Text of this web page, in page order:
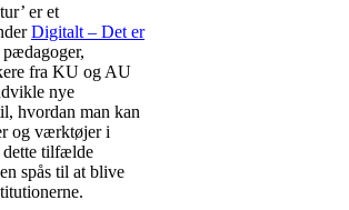
er et
Digitalt – Det er
fra KU og AU
nye
hvordan man kan
og værktøjer i
dette tilfælde
spås til at blive